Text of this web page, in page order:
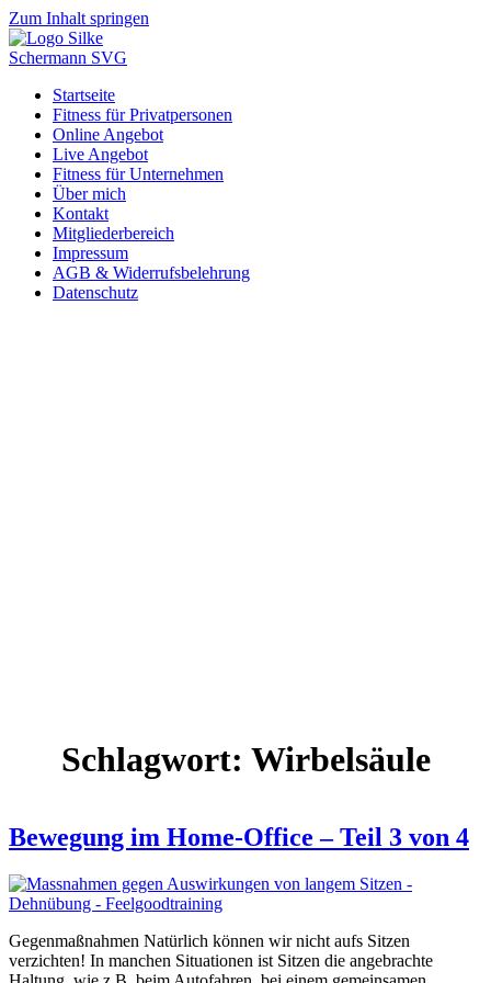
Zum Inhalt springen
Startseite
Fitness für Privatpersonen
Online Angebot
Live Angebot
Fitness für Unternehmen
Über mich
Kontakt
Mitgliederbereich
Impressum
AGB & Widerrufsbelehrung
Datenschutz
Schlagwort: Wirbelsäule
Bewegung im Home-Office – Teil 3 von 4
Gegenmaßnahmen Natürlich können wir nicht aufs Sitzen
verzichten! In manchen Situationen ist Sitzen die angebrachte